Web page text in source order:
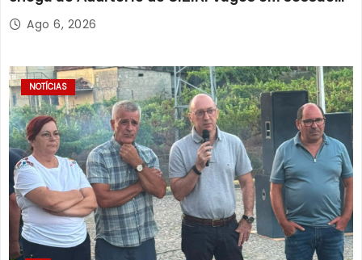
solidária
Ago 6, 2026
NOTÍCIAS